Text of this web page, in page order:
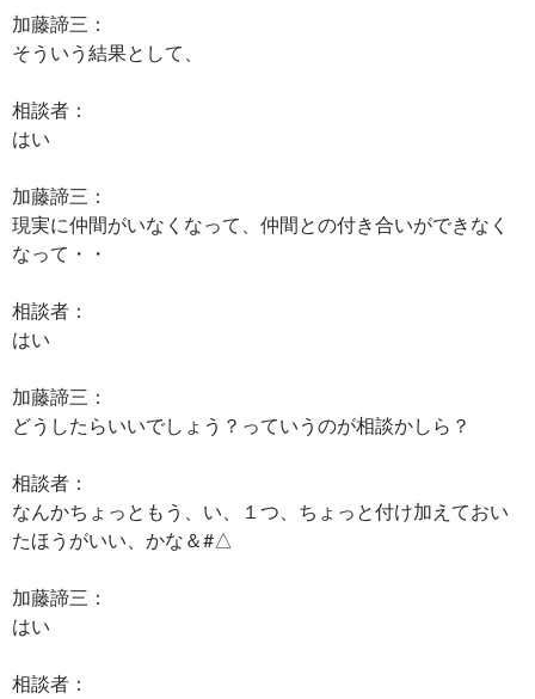
加藤諦三：
そういう結果として、
相談者：
はい
加藤諦三：
現実に仲間がいなくなって、仲間との付き合いができなく
なって・・
相談者：
はい
加藤諦三：
どうしたらいいでしょう？っていうのが相談かしら？
相談者：
なんかちょっともう、い、１つ、ちょっと付け加えておい
たほうがいい、かな＆#△
加藤諦三：
はい
相談者：